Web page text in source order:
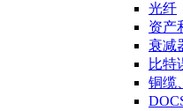
光纤
资产
衰减
比特
铜缆